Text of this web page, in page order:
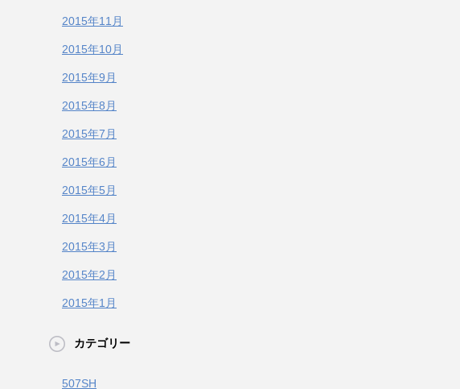
2015年11月
2015年10月
2015年9月
2015年8月
2015年7月
2015年6月
2015年5月
2015年4月
2015年3月
2015年2月
2015年1月
カテゴリー
507SH